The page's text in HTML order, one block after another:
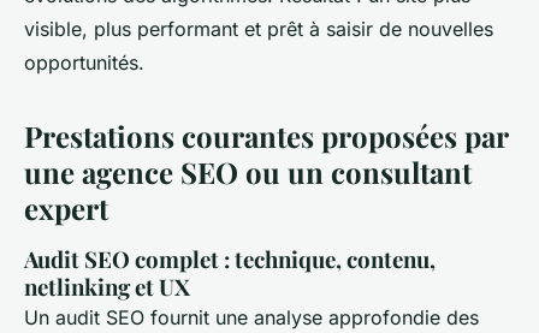
visible, plus performant et prêt à saisir de nouvelles
opportunités.
Prestations courantes proposées par
une agence SEO ou un consultant
expert
Audit SEO complet : technique, contenu,
netlinking et UX
Un audit SEO fournit une analyse approfondie des